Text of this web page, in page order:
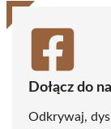
Dołącz do
Odkrywaj,